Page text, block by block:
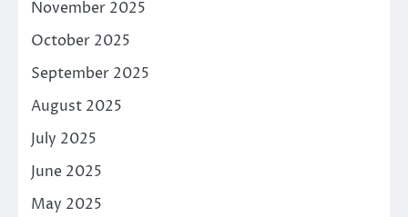
November 2025
October 2025
September 2025
August 2025
July 2025
June 2025
May 2025